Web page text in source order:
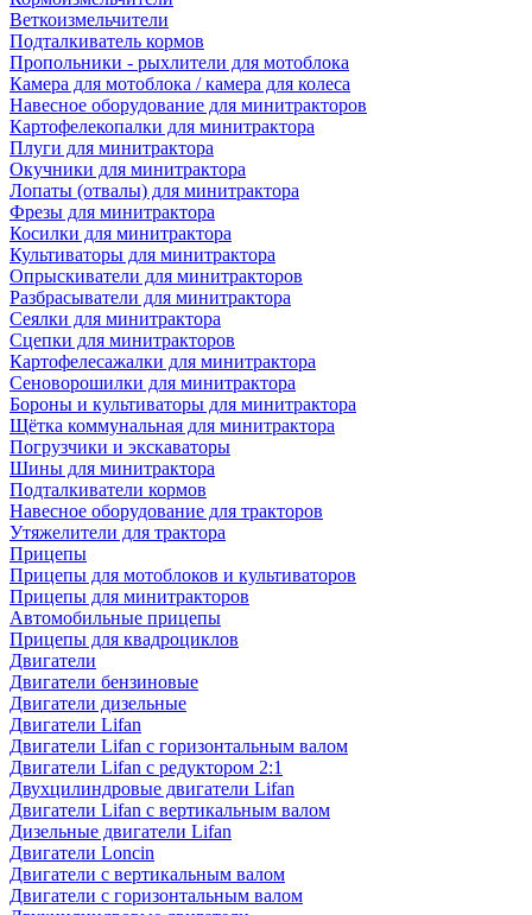
Веткоизмельчители
Подталкиватель кормов
Пропольники - рыхлители для мотоблока
Камера для мотоблока / камера для колеса
Навесное оборудование для минитракторов
Картофелекопалки для минитрактора
Плуги для минитрактора
Окучники для минитрактора
Лопаты (отвалы) для минитрактора
Фрезы для минитрактора
Косилки для минитрактора
Культиваторы для минитрактора
Опрыскиватели для минитракторов
Разбрасыватели для минитрактора
Сеялки для минитрактора
Сцепки для минитракторов
Картофелесажалки для минитрактора
Сеноворошилки для минитрактора
Бороны и культиваторы для минитрактора
Щётка коммунальная для минитрактора
Погрузчики и экскаваторы
Шины для минитрактора
Подталкиватели кормов
Навесное оборудование для тракторов
Утяжелители для трактора
Прицепы
Прицепы для мотоблоков и культиваторов
Прицепы для минитракторов
Автомобильные прицепы
Прицепы для квадроциклов
Двигатели
Двигатели бензиновые
Двигатели дизельные
Двигатели Lifan
Двигатели Lifan с горизонтальным валом
Двигатели Lifan с редуктором 2:1
Двухцилиндровые двигатели Lifan
Двигатели Lifan с вертикальным валом
Дизельные двигатели Lifan
Двигатели Loncin
Двигатели с вертикальным валом
Двигатели с горизонтальным валом